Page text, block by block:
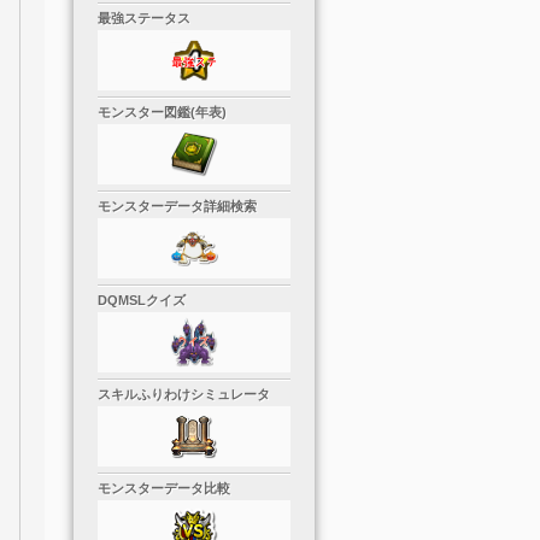
最強ステータス
モンスター図鑑(年表)
モンスターデータ詳細検索
DQMSLクイズ
スキルふりわけシミュレータ
モンスターデータ比較